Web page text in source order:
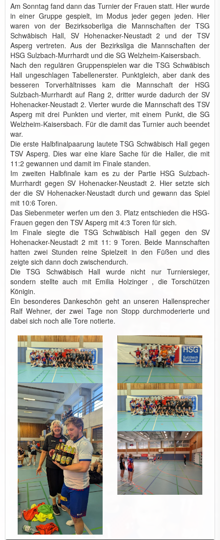
Am Sonntag fand dann das Turnier der Frauen statt. Hier wurde
in einer Gruppe gespielt, im Modus jeder gegen jeden. Hier
waren von der Bezirksoberliga die Mannschaften der TSG
Schwäbisch Hall, SV Hohenacker-Neustadt 2 und der TSV
Asperg vertreten. Aus der Bezirksliga die Mannschaften der
HSG Sulzbach-Murrhardt und die SG Welzheim-Kaisersbach.
Nach den regulären Gruppenspielen war die TSG Schwäbisch
Hall ungeschlagen Tabellenerster. Punktgleich, aber dank des
besseren Torverhältnisses kam die Mannschaft der HSG
Sulzbach-Murrhardt auf Rang 2, dritter wurde dadurch der SV
Hohenacker-Neustadt 2. Vierter wurde die Mannschaft des TSV
Asperg mit drei Punkten und vierter, mit einem Punkt, die SG
Welzheim-Kaisersbach. Für die damit das Turnier auch beendet
war.
Die erste Halbfinalpaarung lautete TSG Schwäbisch Hall gegen
TSV Asperg. Dies war eine klare Sache für die Haller, die mit
11:2 gewannen und damit im Finale standen.
Im zweiten Halbfinale kam es zu der Partie HSG Sulzbach-
Murrhardt gegen SV Hohenacker-Neustadt 2. Hier setzte sich
der die SV Hohenacker-Neustadt durch und gewann das Spiel
mit 10:6 Toren.
Das Siebenmeter werfen um den 3. Platz entschieden die HSG-
Frauen gegen den TSV Asperg mit 4:3 Toren für sich.
Im Finale siegte die TSG Schwäbisch Hall gegen den SV
Hohenacker-Neustadt 2 mit 11: 9 Toren. Beide Mannschaften
hatten zwei Stunden reine Spielzeit in den Füßen und dies
zeigte sich dann doch zwischendurch.
Die TSG Schwäbisch Hall wurde nicht nur Turniersieger,
sondern stellte auch mit Emilia Holzinger , die Torschützen
Königin.
Ein besonderes Dankeschön geht an unseren Hallensprecher
Ralf Wehner, der zwei Tage non Stopp durchmoderierte und
dabei sich noch alle Tore notierte.